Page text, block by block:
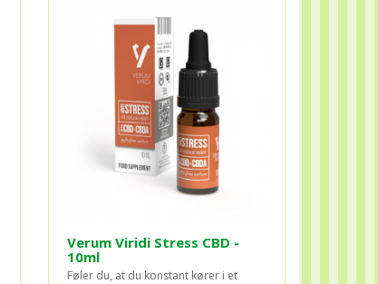
Verum Viridi Stress CBD -
10ml
Føler du, at du konstant kører i et